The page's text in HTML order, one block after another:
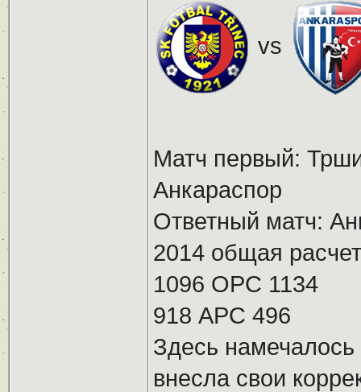
vs
Матч первый:
Анкараспор
Ответный матч:
2014 общая
1096 ОРС 1134
918 АРС 496
Здесь намечалось
внесла свои